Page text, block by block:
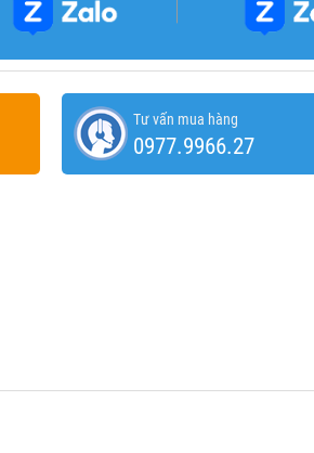
Tư vấn mua hàng
0977.9966.27